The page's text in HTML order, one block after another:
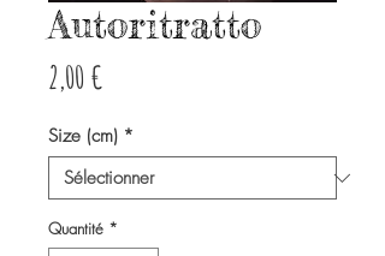
Autoritratto
2,00 €
Size (cm) *
Quantité *